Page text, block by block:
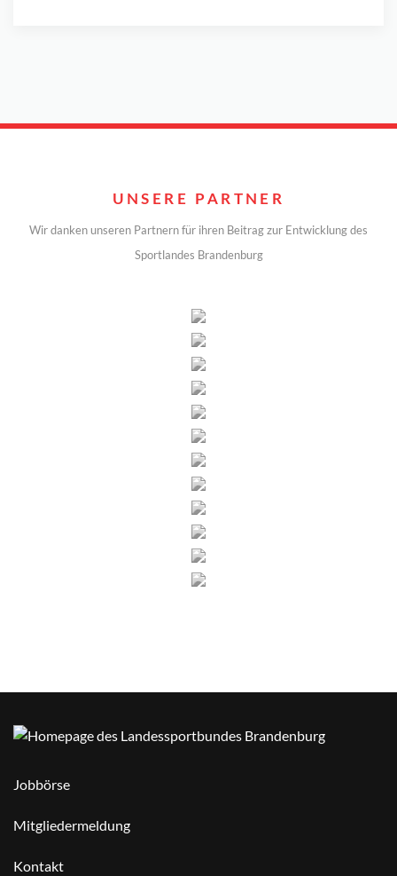
UNSERE PARTNER
Wir danken unseren Partnern für ihren Beitrag zur Entwicklung des
Sportlandes Brandenburg
Jobbörse
Mitgliedermeldung
Kontakt